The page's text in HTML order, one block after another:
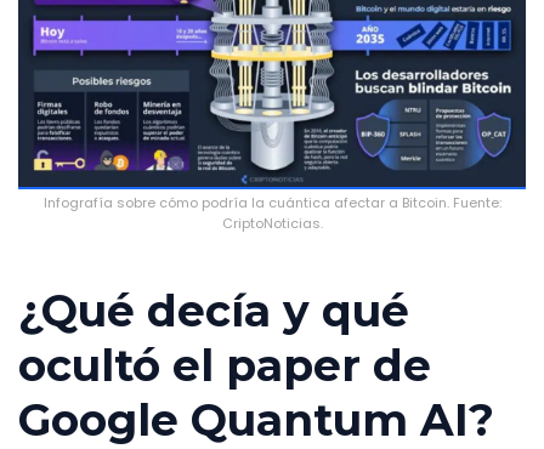
Infografía sobre cómo podría la cuántica afectar a Bitcoin. Fuente:
CriptoNoticias.
¿Qué decía y qué
ocultó el paper de
Google Quantum AI?